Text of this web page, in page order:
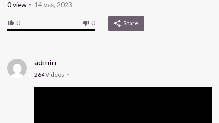
0view 14 мая, 2023
0 0 Share
admin
264Videos